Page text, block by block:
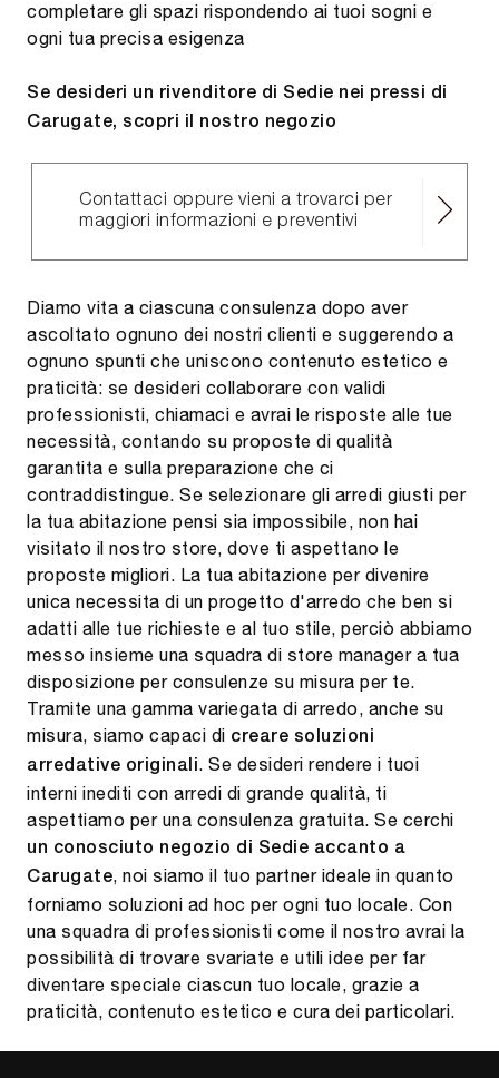
completare gli spazi rispondendo ai tuoi sogni e
ogni tua precisa esigenza
Se desideri un rivenditore di Sedie nei pressi di
Carugate, scopri il nostro negozio
Contattaci oppure vieni a trovarci per
maggiori informazioni e preventivi
Diamo vita a ciascuna consulenza dopo aver
ascoltato ognuno dei nostri clienti e suggerendo a
ognuno spunti che uniscono contenuto estetico e
praticità: se desideri collaborare con validi
professionisti, chiamaci e avrai le risposte alle tue
necessità, contando su proposte di qualità
garantita e sulla preparazione che ci
contraddistingue. Se selezionare gli arredi giusti per
la tua abitazione pensi sia impossibile, non hai
visitato il nostro store, dove ti aspettano le
proposte migliori. La tua abitazione per divenire
unica necessita di un progetto d'arredo che ben si
adatti alle tue richieste e al tuo stile, perciò abbiamo
messo insieme una squadra di store manager a tua
disposizione per consulenze su misura per te.
Tramite una gamma variegata di arredo, anche su
misura, siamo capaci di creare soluzioni
arredative originali . Se desideri rendere i tuoi
interni inediti con arredi di grande qualità, ti
aspettiamo per una consulenza gratuita. Se cerchi
un conosciuto negozio di Sedie accanto a
Carugate, noi siamo il tuo partner ideale in quanto
forniamo soluzioni ad hoc per ogni tuo locale. Con
una squadra di professionisti come il nostro avrai la
possibilità di trovare svariate e utili idee per far
diventare speciale ciascun tuo locale, grazie a
praticità, contenuto estetico e cura dei particolari.